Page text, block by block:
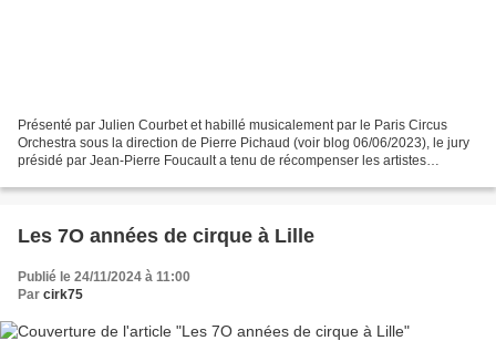
Présenté par Julien Courbet et habillé musicalement par le Paris Circus
Orchestra sous la direction de Pierre Pichaud (voir blog 06/06/2023), le jury
présidé par Jean-Pierre Foucault a tenu de récompenser les artistes
Les 7O années de cirque à Lille
Publié le 24/11/2024 à 11:00
Par cirk75